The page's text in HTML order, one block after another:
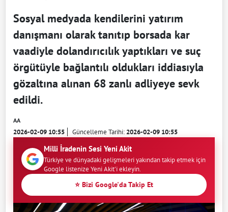
Sosyal medyada kendilerini yatırım
danışmanı olarak tanıtıp borsada kar
vaadiyle dolandırıcılık yaptıkları ve suç
örgütüyle bağlantılı oldukları iddiasıyla
gözaltına alınan 68 zanlı adliyeye sevk
edildi.
AA
2026-02-09 10:55 Güncelleme Tarihi:2026-02-09 10:55
Milli İradenin Sesi Yeni Akit
Türkiye ve dünyadaki gelişmeleri yakından takip etmek için
Google listenize Yeni Akit'i ekleyin.
⭐ Bizi Google'da Takip Et